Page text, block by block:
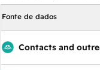
Fonte de dados
Contacts and